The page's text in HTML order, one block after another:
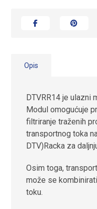
Opis
DTVRR14 je ulazni
Modul omogućuje
filtriranje traženih
transportnog toka
DTV)Racka za
Osim toga,
može se
toku.